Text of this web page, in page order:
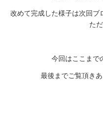
改めて完成した様子は次回ブ
た
今回はここまで
最後までご覧頂き